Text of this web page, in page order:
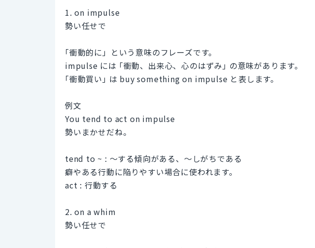
1. on impulse
勢い任せで
｢衝動的に」という意味のフレーズです。
impulse には ｢衝動、出来心、心のはずみ｣ の意味があります。
｢衝動買い｣ は buy something on impulse と表します。
例文
You tend to act on impulse
勢いまかせだね。
tend to ~ : ～する傾向がある、～しがちである
癖やある行動に陥りやすい場合に使われます。
act : 行動する
2. on a whim
勢い任せで